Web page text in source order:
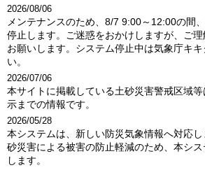
2026/08/06
メンテナンスのため、8/7 9:00～12:00の間
停止します。ご迷惑をおかけしますが、ご理
お願いします。システム停止中は気象庁キ
い。
2026/07/06
本サイトに掲載している土砂災害警戒区域
示までの情報です。
2026/05/28
本システムは、新しい防災気象情報へ対応
砂災害による被害の防止軽減のため、本シ
します。